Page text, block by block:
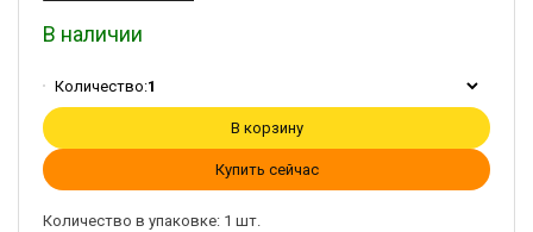
В наличии
Количество:1
В корзину
Купить сейчас
Количество в упаковке: 1 шт.